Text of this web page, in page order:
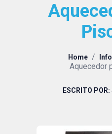
Home /
Aquecedor
ESCRITO POR: